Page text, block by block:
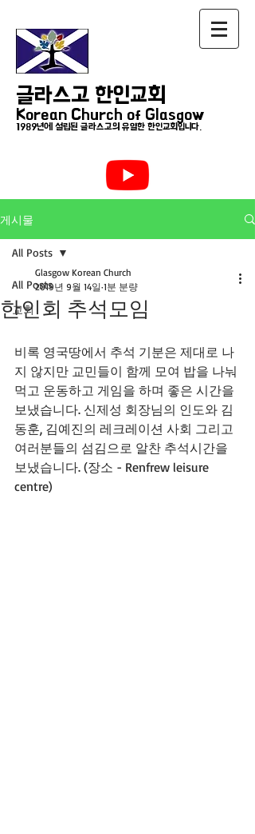
글라스고 한인교회
Korean Church of Glasgow
1989년에 설립된 글라스고의 유일한 한인교회입니다.
게시물
All Posts
교회
All Posts
한인회 추석모임
Glasgow Korean Church
2019년 9월 14일 1분 분량
비록 영국땅에서 추석 기분은 제대로 나
지 않지만 교민들이 함께 모여 밥을 나눠
먹고 운동하고 게임을 하며 좋은 시간을
보냈습니다. 신제성 회장님의 인도와 김
동훈, 김예진의 레크레이션 사회 그리고
여러분들의 섬김으로 알찬 추석시간을
보냈습니다. (장소 - Renfrew leisure
centre)